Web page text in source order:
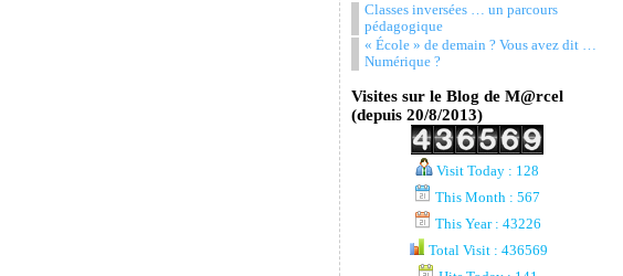
Classes inversées … un parcours
pédagogique
« École » de demain ? Vous avez dit …
Numérique ?
Visites sur le Blog de M@rcel
(depuis 20/8/2013)
Visit Today : 128
This Month : 567
This Year : 43226
Total Visit : 436569